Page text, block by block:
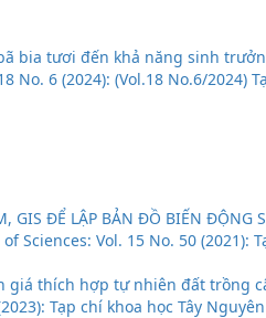
bia tươi đến khả năng sinh
No. 6 (2024): (Vol.18 No.6/2024)
GIS ĐỂ LẬP BẢN ĐỒ BIẾN ĐỘNG
Sciences: Vol. 15 No. 50 (2021):
giá thích hợp tự nhiên đất trồng
Tạp chí khoa học Tây Nguyên